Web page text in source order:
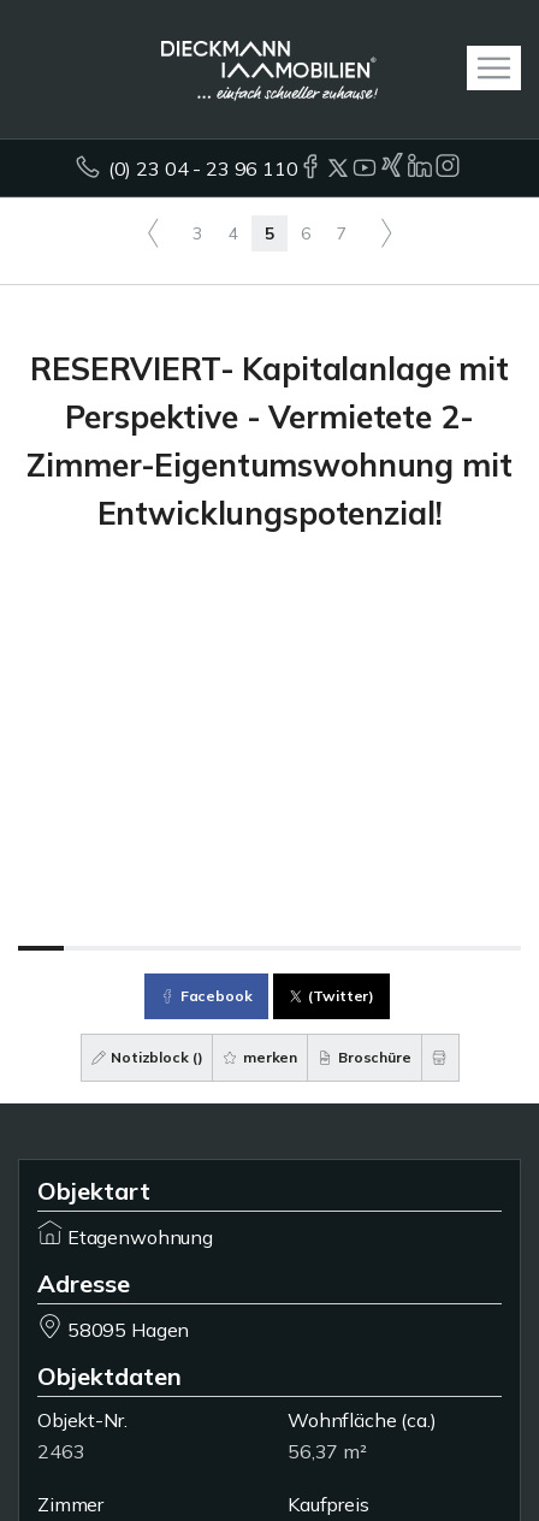
(0) 23 04 - 23 96 110
3 4 5 6 7
RESERVIERT- Kapitalanlage mit
Perspektive - Vermietete 2-
Zimmer-Eigentumswohnung mit
Entwicklungspotenzial!
Facebook (Twitter)
Notizblock () merken Broschüre
Objektart
Etagenwohnung
Adresse
58095 Hagen
Objektdaten
Objekt-Nr.
2463
Wohnfläche (ca.)
56,37 m²
Zimmer
Kaufpreis